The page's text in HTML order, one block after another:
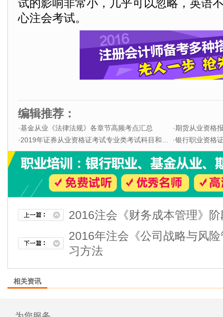
试的影响非常小，几乎可以忽略，英语
心注会考试。
编辑推荐：
·基金从业《法律法规》各章节高频考点汇总 ·期货从业资格
·2019年证券从业资格证考试专业类考试科目和题型 ·银行职业资格证
2016注会《财务成本管理》
2016年注会《公司战略与风
习方法
相关资讯